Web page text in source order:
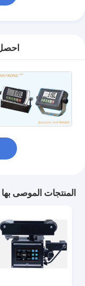
المنتجات الموصى بها